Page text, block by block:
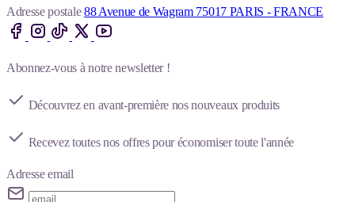
Adresse postale 88 Avenue de Wagram 75017 PARIS - FRANCE
Abonnez-vous à notre newsletter !
Découvrez en avant-première nos nouveaux produits
Recevez toutes nos offres pour économiser toute l'année
Adresse email